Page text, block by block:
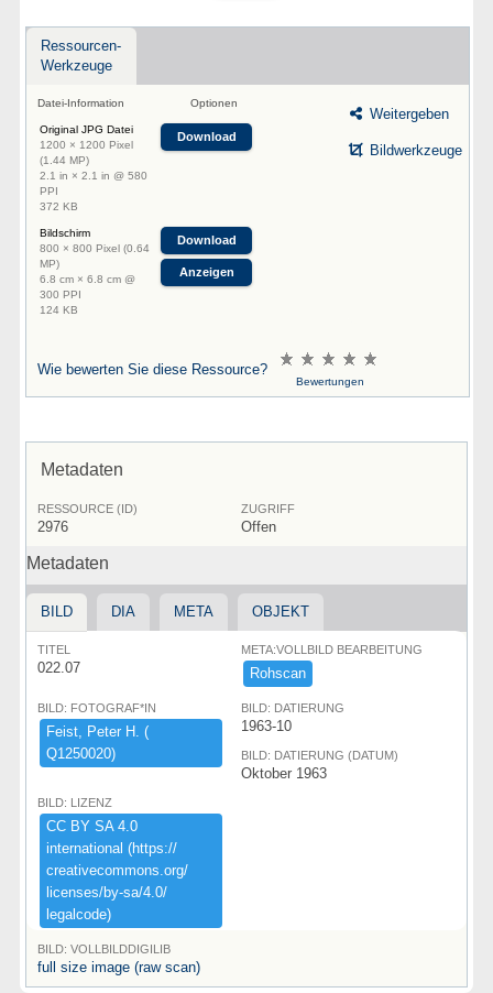
Ressourcen-
Werkzeuge
Datei-Information Optionen
Original JPG Datei
1200 × 1200 Pixel
(1.44 MP)
2.1 in × 2.1 in @ 580
PPI
372 KB
Download
Bildschirm
800 × 800 Pixel (0.64
MP)
6.8 cm × 6.8 cm @
300 PPI
124 KB
Download
Anzeigen
Weitergeben
Bildwerkzeuge
Wie bewerten Sie diese Ressource?
Bewertungen
Metadaten
RESSOURCE (ID)
2976
ZUGRIFF
Offen
Metadaten
BILD DIA META OBJEKT
TITEL
022.07
META:VOLLBILD BEARBEITUNG
Rohscan
BILD: FOTOGRAF*IN
Feist,​ ​Peter ​H.​ ​(​
Q1250020)​
BILD: DATIERUNG
1963-10
BILD: DATIERUNG (DATUM)
Oktober 1963
BILD: LIZENZ
CC ​BY ​SA ​4.​0 ​
international ​(​https:​/​/​
creativecommons.​org/​
licenses/​by-​sa/​4.​0/​
legalcode)​
BILD: VOLLBILDDIGILIB
full size image (raw scan)